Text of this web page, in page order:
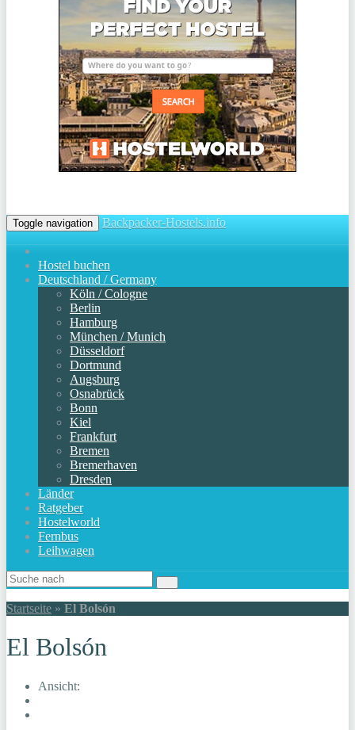
Toggle navigation Backpacker-Hostels.info
Hostel buchen
Deutschland / Germany
Köln / Cologne
Berlin
Hamburg
München / Munich
Düsseldorf
Dortmund
Augsburg
Osnabrück
Bonn
Kiel
Frankfurt
Bremen
Bremerhaven
Dresden
Länder
Ratgeber
Hostelworld
Fernbus
Leihwagen
Startseite » El Bolsón
El Bolsón
Ansicht: